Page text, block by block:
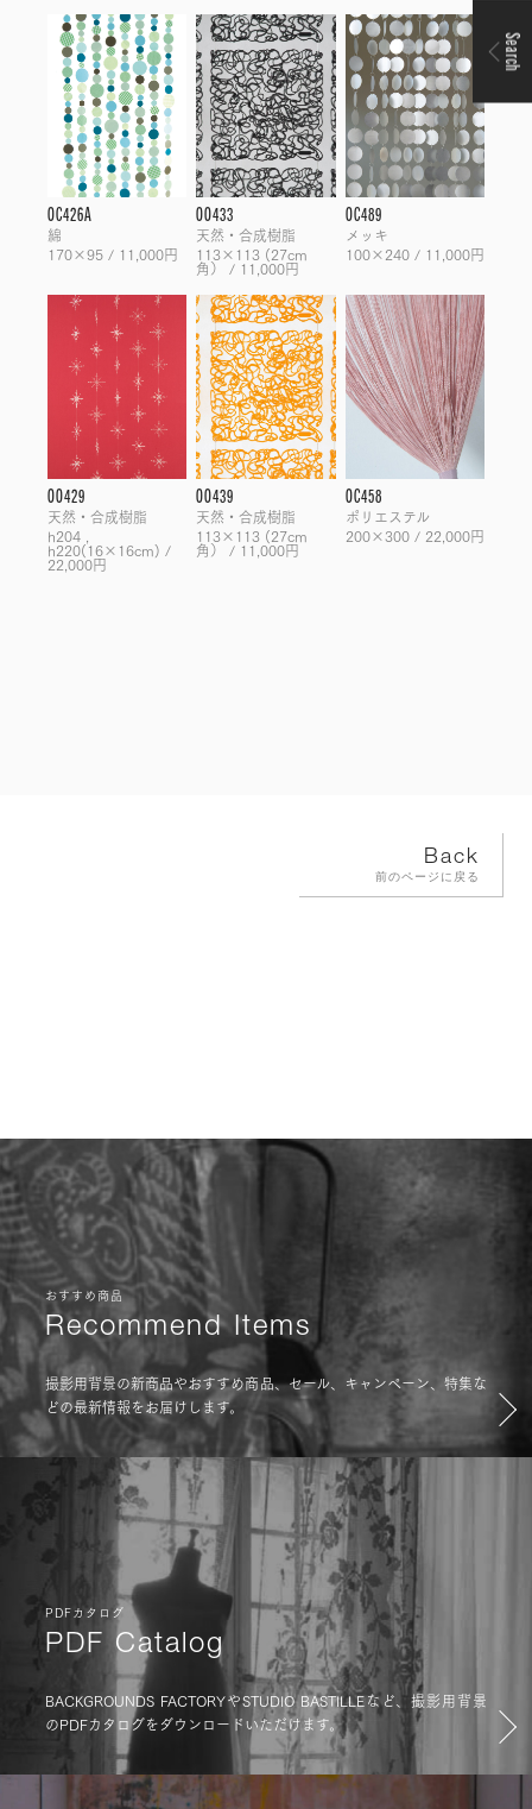
OC426A
綿
170×95 / 11,000円
OO433
天然・合成樹脂
113×113 (27cm
角） / 11,000円
OC489
メッキ
100×240 / 11,000円
OO429
天然・合成樹脂
h204 ,
h220(16×16cm) /
22,000円
OO439
天然・合成樹脂
113×113 (27cm
角） / 11,000円
OC458
ポリエステル
200×300 / 22,000円
Back
前のページに戻る
Search
おすすめ商品
Recommend Items
撮影用背景の新商品やおすすめ商品、セール、キャンペーン、特集な
どの最新情報をお届けします。
PDFカタログ
PDF Catalog
BACKGROUNDS FACTORYやSTUDIO BASTILLEなど、撮影用背景
のPDFカタログをダウンロードいただけます。